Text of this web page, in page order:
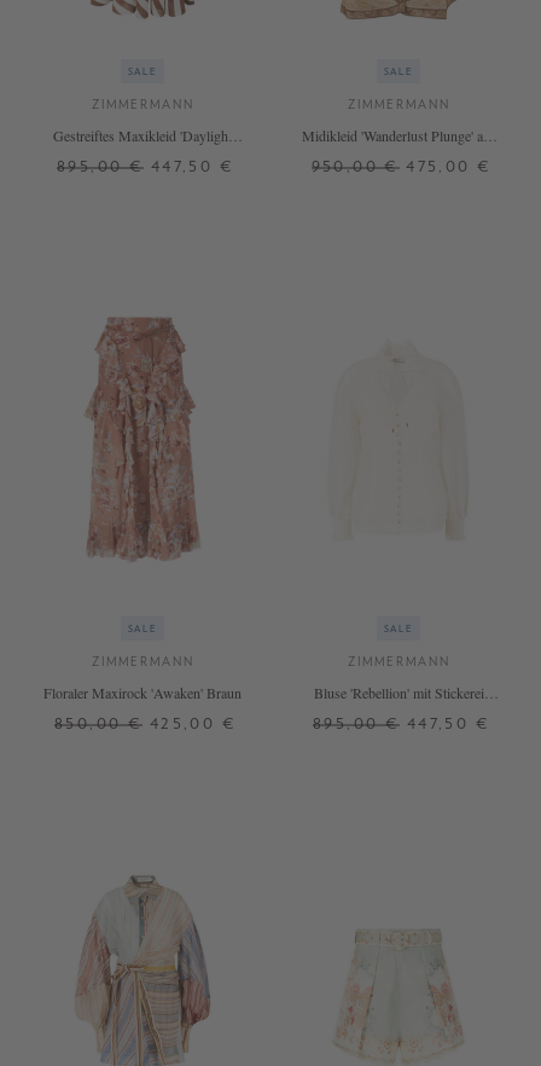
SALE
ZIMMERMANN
Gestreiftes Maxikleid 'Daylight
895,00 € 447,50 €
SALE
ZIMMERMANN
Midikleid 'Wanderlust Plunge' aus
950,00 € 475,00 €
SALE
ZIMMERMANN
Floraler Maxirock 'Awaken' Braun
850,00 € 425,00 €
SALE
ZIMMERMANN
Bluse 'Rebellion' mit Stickerei
895,00 € 447,50 €